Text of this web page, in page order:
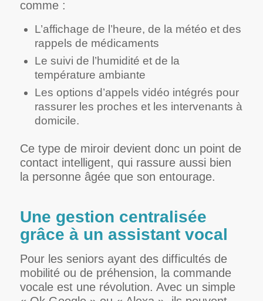
comme :
L’affichage de l’heure, de la météo et des
rappels de médicaments
Le suivi de l’humidité et de la
température ambiante
Les options d’appels vidéo intégrés pour
rassurer les proches et les intervenants à
domicile.
Ce type de miroir devient donc un point de
contact intelligent, qui rassure aussi bien
la personne âgée que son entourage.
Une gestion centralisée
grâce à un assistant vocal
Pour les seniors ayant des difficultés de
mobilité ou de préhension, la commande
vocale est une révolution. Avec un simple